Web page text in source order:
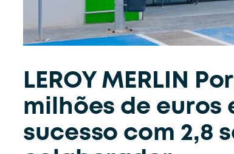
LEROY MERLIN
milhões de
sucesso com 2,8